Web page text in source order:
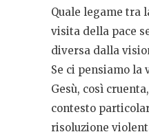
Quale legame tra
visita della pace
diversa dalla
Se ci pensiamo la
Gesù, così
contesto
risoluzione